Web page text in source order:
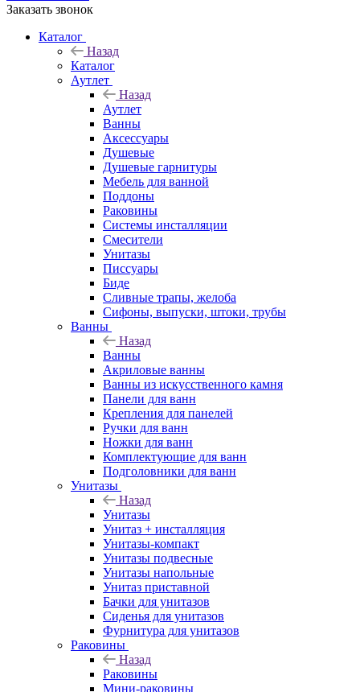
Заказать звонок
Каталог
Назад
Каталог
Аутлет
Назад
Аутлет
Ванны
Аксессуары
Душевые
Душевые гарнитуры
Мебель для ванной
Поддоны
Раковины
Системы инсталляции
Смесители
Унитазы
Писсуары
Биде
Сливные трапы, желоба
Сифоны, выпуски, штоки, трубы
Ванны
Назад
Ванны
Акриловые ванны
Ванны из искусственного камня
Панели для ванн
Крепления для панелей
Ручки для ванн
Ножки для ванн
Комплектующие для ванн
Подголовники для ванн
Унитазы
Назад
Унитазы
Унитаз + инсталляция
Унитазы-компакт
Унитазы подвесные
Унитазы напольные
Унитаз приставной
Бачки для унитазов
Сиденья для унитазов
Фурнитура для унитазов
Раковины
Назад
Раковины
Мини-раковины